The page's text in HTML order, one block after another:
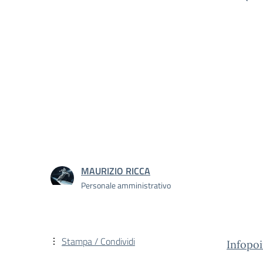
MAURIZIO RICCA
Personale amministrativo
Stampa / Condividi